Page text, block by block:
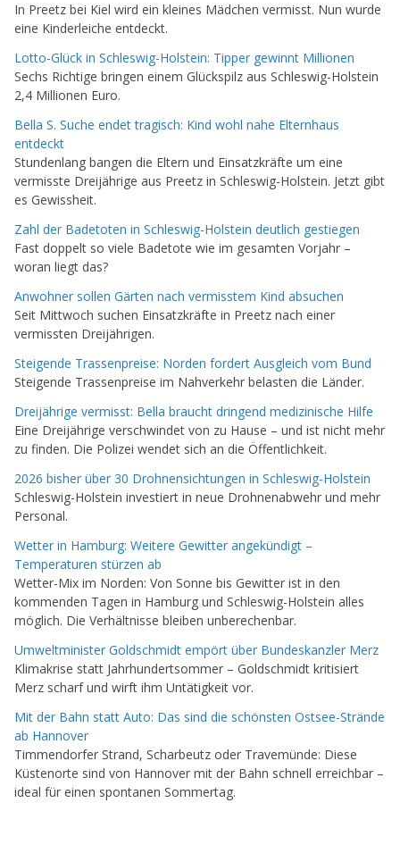
In Preetz bei Kiel wird ein kleines Mädchen vermisst. Nun wurde
eine Kinderleiche entdeckt.
Lotto-Glück in Schleswig-Holstein: Tipper gewinnt Millionen
Sechs Richtige bringen einem Glückspilz aus Schleswig-Holstein
2,4 Millionen Euro.
Bella S. Suche endet tragisch: Kind wohl nahe Elternhaus
entdeckt
Stundenlang bangen die Eltern und Einsatzkräfte um eine
vermisste Dreijährige aus Preetz in Schleswig-Holstein. Jetzt gibt
es Gewissheit.
Zahl der Badetoten in Schleswig-Holstein deutlich gestiegen
Fast doppelt so viele Badetote wie im gesamten Vorjahr –
woran liegt das?
Anwohner sollen Gärten nach vermisstem Kind absuchen
Seit Mittwoch suchen Einsatzkräfte in Preetz nach einer
vermissten Dreijährigen.
Steigende Trassenpreise: Norden fordert Ausgleich vom Bund
Steigende Trassenpreise im Nahverkehr belasten die Länder.
Dreijährige vermisst: Bella braucht dringend medizinische Hilfe
Eine Dreijährige verschwindet von zu Hause – und ist nicht mehr
zu finden. Die Polizei wendet sich an die Öffentlichkeit.
2026 bisher über 30 Drohnensichtungen in Schleswig-Holstein
Schleswig-Holstein investiert in neue Drohnenabwehr und mehr
Personal.
Wetter in Hamburg: Weitere Gewitter angekündigt –
Temperaturen stürzen ab
Wetter-Mix im Norden: Von Sonne bis Gewitter ist in den
kommenden Tagen in Hamburg und Schleswig-Holstein alles
möglich. Die Verhältnisse bleiben unberechenbar.
Umweltminister Goldschmidt empört über Bundeskanzler Merz
Klimakrise statt Jahrhundertsommer – Goldschmidt kritisiert
Merz scharf und wirft ihm Untätigkeit vor.
Mit der Bahn statt Auto: Das sind die schönsten Ostsee-Strände
ab Hannover
Timmendorfer Strand, Scharbeutz oder Travemünde: Diese
Küstenorte sind von Hannover mit der Bahn schnell erreichbar –
ideal für einen spontanen Sommertag.